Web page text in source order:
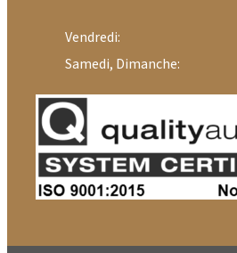
Vendredi:
Samedi, Dimanche: